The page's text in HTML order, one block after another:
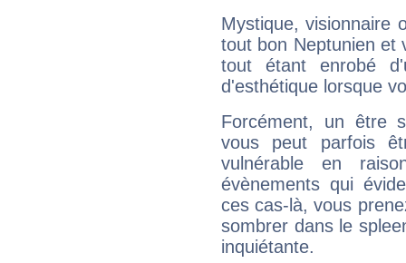
Mystique, visionnaire
tout bon Neptunien et
tout étant enrobé
d'esthétique lorsque
Forcément, un être
vous peut parfois
vulnérable en
évènements qui
ces cas-là, vous
sombrer dans le
inquiétante.